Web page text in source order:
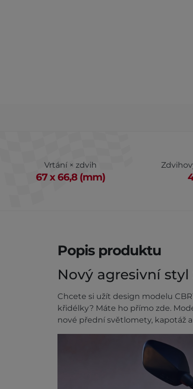
Vrtání × zdvih
67 x 66,8 (mm)
Popis produktu
Nový agresivní
Chcete si užít design modelu
křidélky? Máte ho přímo zde.
nové přední světlomety, kapotáž